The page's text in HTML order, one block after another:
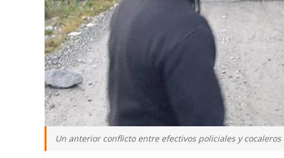
Un anterior conflicto entre efectivos policiales y cocaleros